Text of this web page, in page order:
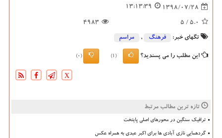
1398/07/28
13:13:39
5.0
/ 5
4983
تگهای خبر: فرهنگ , مراسم
این مطلب را می پسندید؟ (1)
(0)
X
تازه ترین مطالب مرتبط
ترافیک سنگین در محورهای اصلی پایتخت
گردهمایی نازی آبادی ها برای اکبر عبدی به همراه عکس